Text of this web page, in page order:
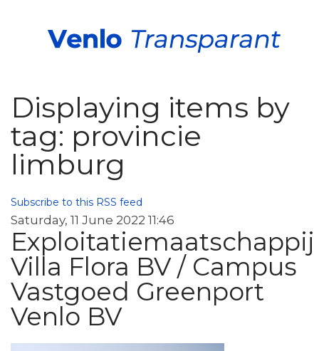
Displaying items by
tag: provincie
limburg
Subscribe to this RSS feed
Saturday, 11 June 2022 11:46
Exploitatiemaatschappij
Villa Flora BV / Campus
Vastgoed Greenport
Venlo BV